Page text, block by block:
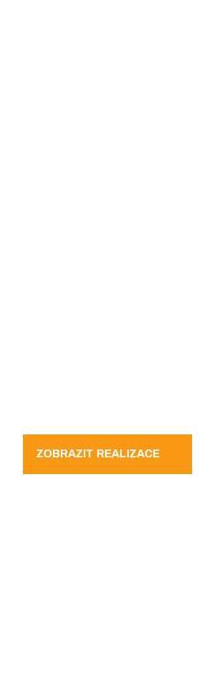
ZOBRAZIT REALIZACE